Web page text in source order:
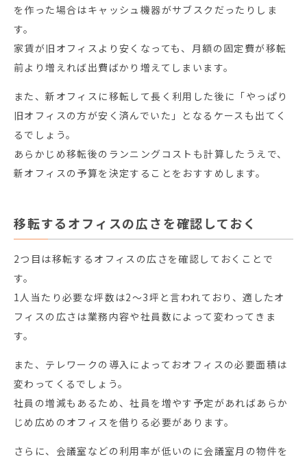
を作った場合はキャッシュ機器がサブスクだったりしま
す。
家賃が旧オフィスより安くなっても、月額の固定費が移転
前より増えれば出費ばかり増えてしまいます。
また、新オフィスに移転して長く利用した後に「やっぱり
旧オフィスの方が安く済んでいた」となるケースも出てく
るでしょう。
あらかじめ移転後のランニングコストも計算したうえで、
新オフィスの予算を決定することをおすすめします。
移転するオフィスの広さを確認しておく
2つ目は移転するオフィスの広さを確認しておくことで
す。
1人当たり必要な坪数は2～3坪と言われており、適したオ
フィスの広さは業務内容や社員数によって変わってきま
す。
また、テレワークの導入によっておオフィスの必要面積は
変わってくるでしょう。
社員の増減もあるため、社員を増やす予定があればあらか
じめ広めのオフィスを借りる必要があります。
さらに、会議室などの利用率が低いのに会議室月の物件を